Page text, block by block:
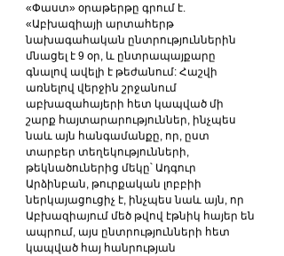
«Փաստ» օրաթերթը գրում է.
«Աբխազիայի արտահերթ
նախագահական ընտրություններին
մնացել է 9 օր, և ընտրապայքարը
գնալով ավելի է թեժանում: Հաշվի
առնելով վերջին շրջանում
աբխազահայերի հետ կապված մի
շարք հայտարարություններ, ինչպես
նաև այն հանգամանքը, որ, ըստ
տարբեր տեղեկությունների,
թեկնածուներից մեկը՝ Ադգուր
Արձինբան, թուրքական լոբբիի
ներկայացուցիչ է, ինչպես նաև այն, որ
Աբխազիայում մեծ թվով էթնիկ հայեր են
ապրում, այս ընտրությունների հետ
կապված հայ հանրության